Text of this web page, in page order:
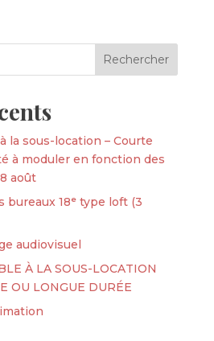
la sous-location – Courte
à moduler en fonction des
août
bureaux 18ᵉ type loft (3
audiovisuel
À LA SOUS-LOCATION
OU LONGUE DURÉE